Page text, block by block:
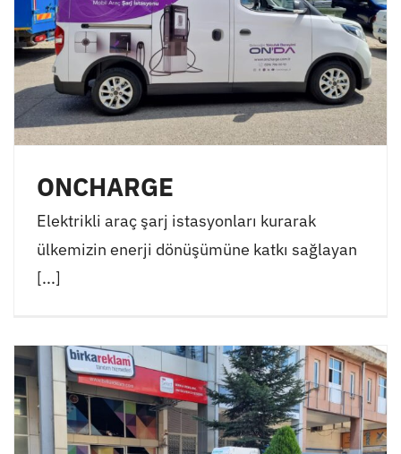
ONCHARGE
Elektrikli araç şarj istasyonları kurarak
ülkemizin enerji dönüşümüne katkı sağlayan
[...]